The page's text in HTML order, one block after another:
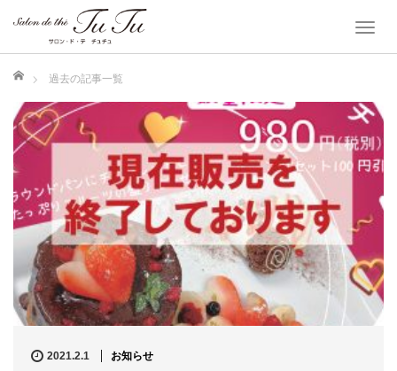
T
o
g
l
e
n
i
g
a
t
ホーム 過去の記事一覧
2021.2.1 お知らせ